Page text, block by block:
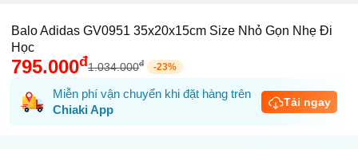
Balo Adidas GV0951 35x20x15cm Size Nhỏ Gọn Nhẹ Đi
Học
795.000đ1.034.000đ -23%
Miễn phí vận chuyển khi đặt hàng trên
Chiaki App
Tải ngay